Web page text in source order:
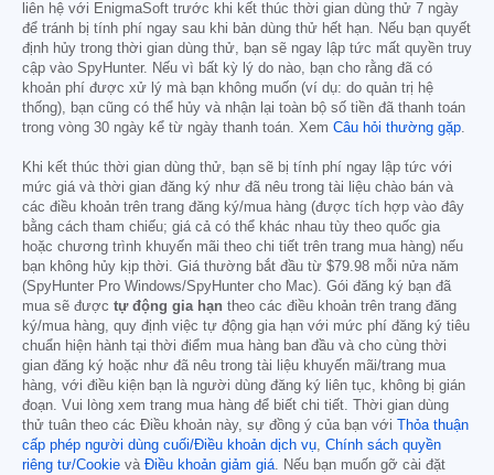
liên hệ với EnigmaSoft trước khi kết thúc thời gian dùng thử 7 ngày
để tránh bị tính phí ngay sau khi bản dùng thử hết hạn. Nếu bạn quyết
định hủy trong thời gian dùng thử, bạn sẽ ngay lập tức mất quyền truy
cập vào SpyHunter. Nếu vì bất kỳ lý do nào, bạn cho rằng đã có
khoản phí được xử lý mà bạn không muốn (ví dụ: do quản trị hệ
thống), bạn cũng có thể hủy và nhận lại toàn bộ số tiền đã thanh toán
trong vòng 30 ngày kể từ ngày thanh toán. Xem Câu hỏi thường gặp.
Khi kết thúc thời gian dùng thử, bạn sẽ bị tính phí ngay lập tức với
mức giá và thời gian đăng ký như đã nêu trong tài liệu chào bán và
các điều khoản trên trang đăng ký/mua hàng (được tích hợp vào đây
bằng cách tham chiếu; giá cả có thể khác nhau tùy theo quốc gia
hoặc chương trình khuyến mãi theo chi tiết trên trang mua hàng) nếu
bạn không hủy kịp thời. Giá thường bắt đầu từ $79.98 mỗi nửa năm
(SpyHunter Pro Windows/SpyHunter cho Mac). Gói đăng ký bạn đã
mua sẽ được tự động gia hạn theo các điều khoản trên trang đăng
ký/mua hàng, quy định việc tự động gia hạn với mức phí đăng ký tiêu
chuẩn hiện hành tại thời điểm mua hàng ban đầu và cho cùng thời
gian đăng ký hoặc như đã nêu trong tài liệu khuyến mãi/trang mua
hàng, với điều kiện bạn là người dùng đăng ký liên tục, không bị gián
đoạn. Vui lòng xem trang mua hàng để biết chi tiết. Thời gian dùng
thử tuân theo các Điều khoản này, sự đồng ý của bạn với
Thỏa thuận
cấp phép người dùng cuối/Điều khoản dịch vụ, Chính sách quyền
riêng tư/Cookie và Điều khoản giảm giá. Nếu bạn muốn gỡ cài đặt